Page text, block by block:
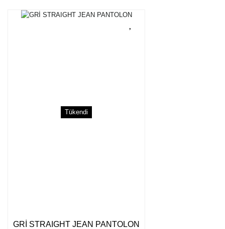
Tükendi
GRİ STRAIGHT JEAN PANTOLON